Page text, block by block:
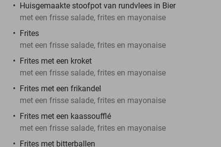
Huisgemaakte stoofpot van rundvlees in Bier
met een frisse salade, frites en mayonaise
Frites
met een frisse salade, frites en mayonaise
Frites met een kroket
met een frisse salade, frites en mayonaise
Frites met een frikandel
met een frisse salade, frites en mayonaise
Frites met een kaassoufflé
met een frisse salade, frites en mayonaise
Frites met bitterballen